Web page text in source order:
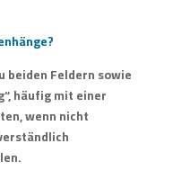
Feldern sowie
häufig mit einer
wenn nicht